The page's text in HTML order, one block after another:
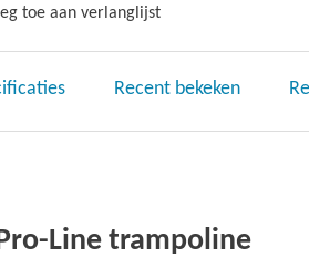
toe aan verlanglijst
Recent bekeken
Line trampoline